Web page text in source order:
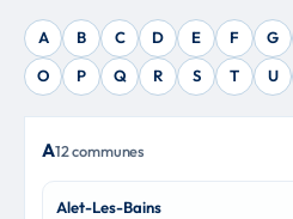
A B C D E F G
O
P Q R S T U
A12 communes
Alet-Les-Bains